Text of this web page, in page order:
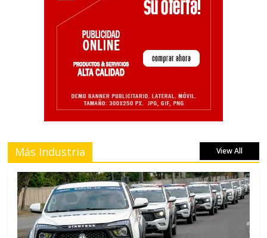
Más Industria View All